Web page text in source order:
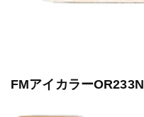
FMアイカラーOR233N